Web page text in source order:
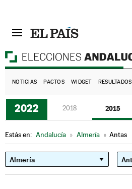
NOTICIAS PACTOS WIDGET RESULTADOS
2022 2018 2015
Estás en: Andalucía » Almería » Antas